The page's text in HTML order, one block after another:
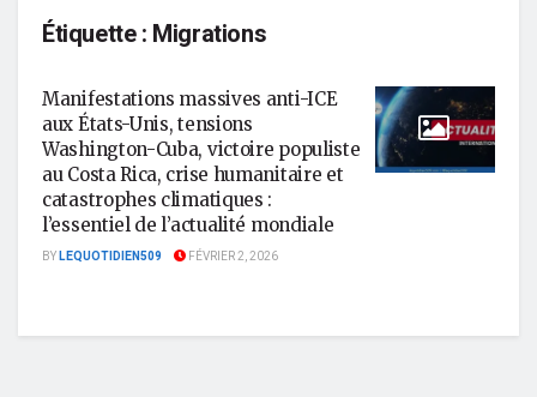
Étiquette : Migrations
Manifestations massives anti-ICE
aux États-Unis, tensions
Washington-Cuba, victoire populiste
au Costa Rica, crise humanitaire et
catastrophes climatiques :
l’essentiel de l’actualité mondiale
BYLEQUOTIDIEN509 FÉVRIER 2, 2026